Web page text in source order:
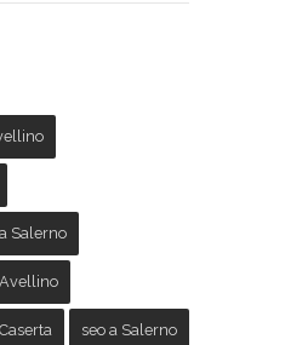
Salerno
seo a Salerno